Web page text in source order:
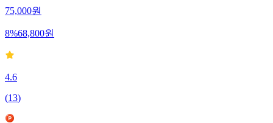
75,000원
8%68,800원
4.6
(13)